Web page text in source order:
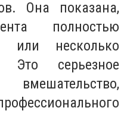
Она показана,
полностью
или несколько
Это серьезное